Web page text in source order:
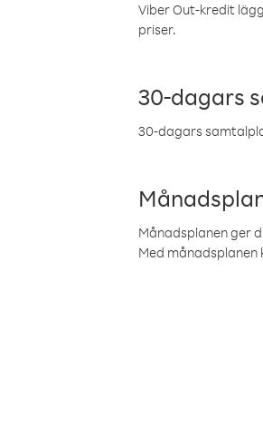
Viber Out-kredit
priser.
30-dagars
30-dagars
Månadsplanen ger
Med